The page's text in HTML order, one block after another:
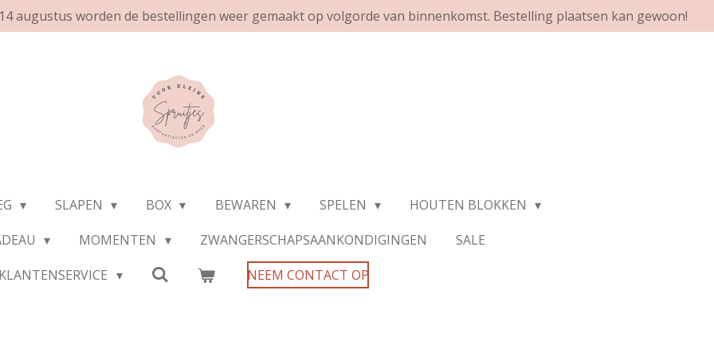
augustus worden de bestellingen weer gemaakt op volgorde van binnenkomst. Bestelling plaatsen kan gewoon!
SLAPEN BOX BEWAREN SPELEN
HOUTEN BLOKKEN
MOMENTEN ZWANGERSCHAPSAANKONDIGINGEN
SALE
KLANTENSERVICE
NEEM CONTACT OP